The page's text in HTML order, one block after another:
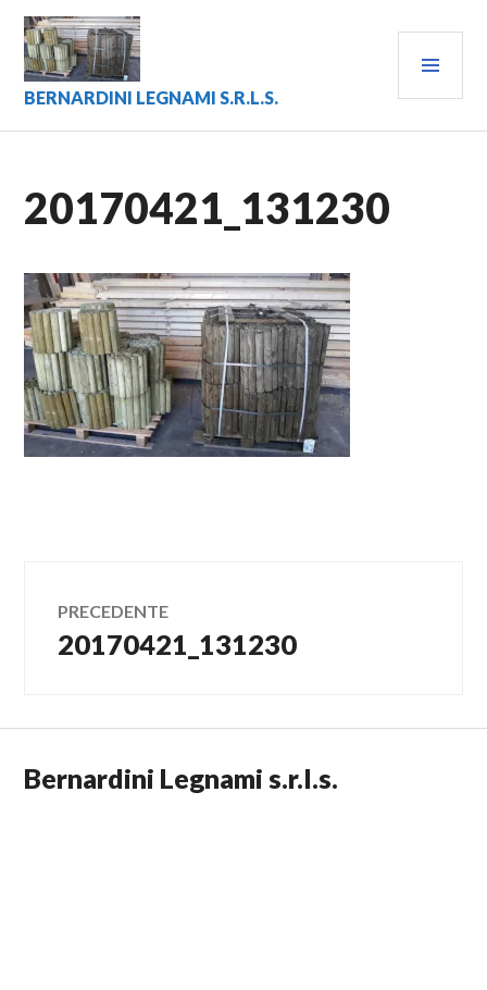
Vai
contenuto
BERNARDINI LEGNAMI S.R.L.S.
20170421_131230
Navigazione
articoli
PRECEDENTE
Articolo
20170421_131230
Bernardini Legnami s.r.l.s.